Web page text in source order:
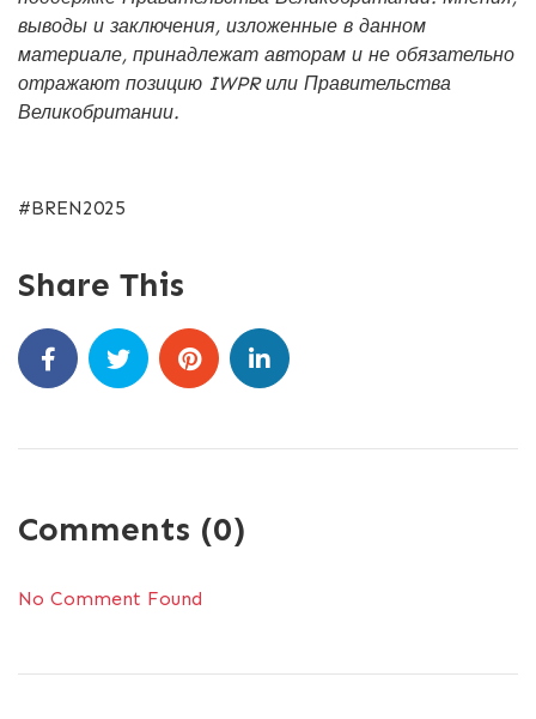
выводы и заключения, изложенные в данном
материале, принадлежат авторам и не обязательно
отражают позицию IWPR или Правительства
Великобритании.
#BREN2025
Share This
Comments (0)
No Comment Found